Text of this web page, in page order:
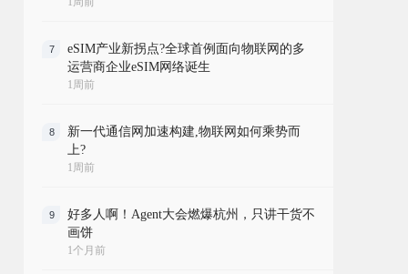
7
eSIM产业新拐点?全球首例面向物联网的多
运营商企业eSIM网络诞生
1周前
8
新一代通信网加速构建,物联网如何乘势而
上?
1周前
9
好多人啊！Agent大会燃爆杭州，只讲干货不
画饼
1个月前